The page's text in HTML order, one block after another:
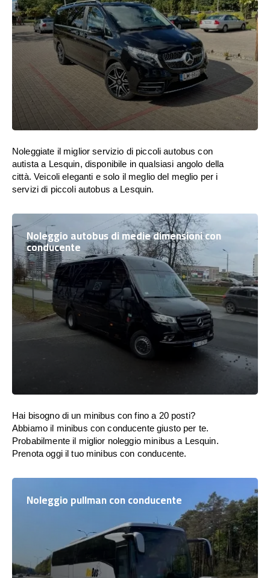
Noleggiate il miglior servizio di piccoli autobus con
autista a Lesquin, disponibile in qualsiasi angolo della
città. Veicoli eleganti e solo il meglio del meglio per i
servizi di piccoli autobus a Lesquin.
Noleggio autobus di medie dimensioni con
conducente
Hai bisogno di un minibus con fino a 20 posti?
Abbiamo il minibus con conducente giusto per te.
Probabilmente il miglior noleggio minibus a Lesquin.
Prenota oggi il tuo minibus con conducente.
Noleggio pullman con conducente